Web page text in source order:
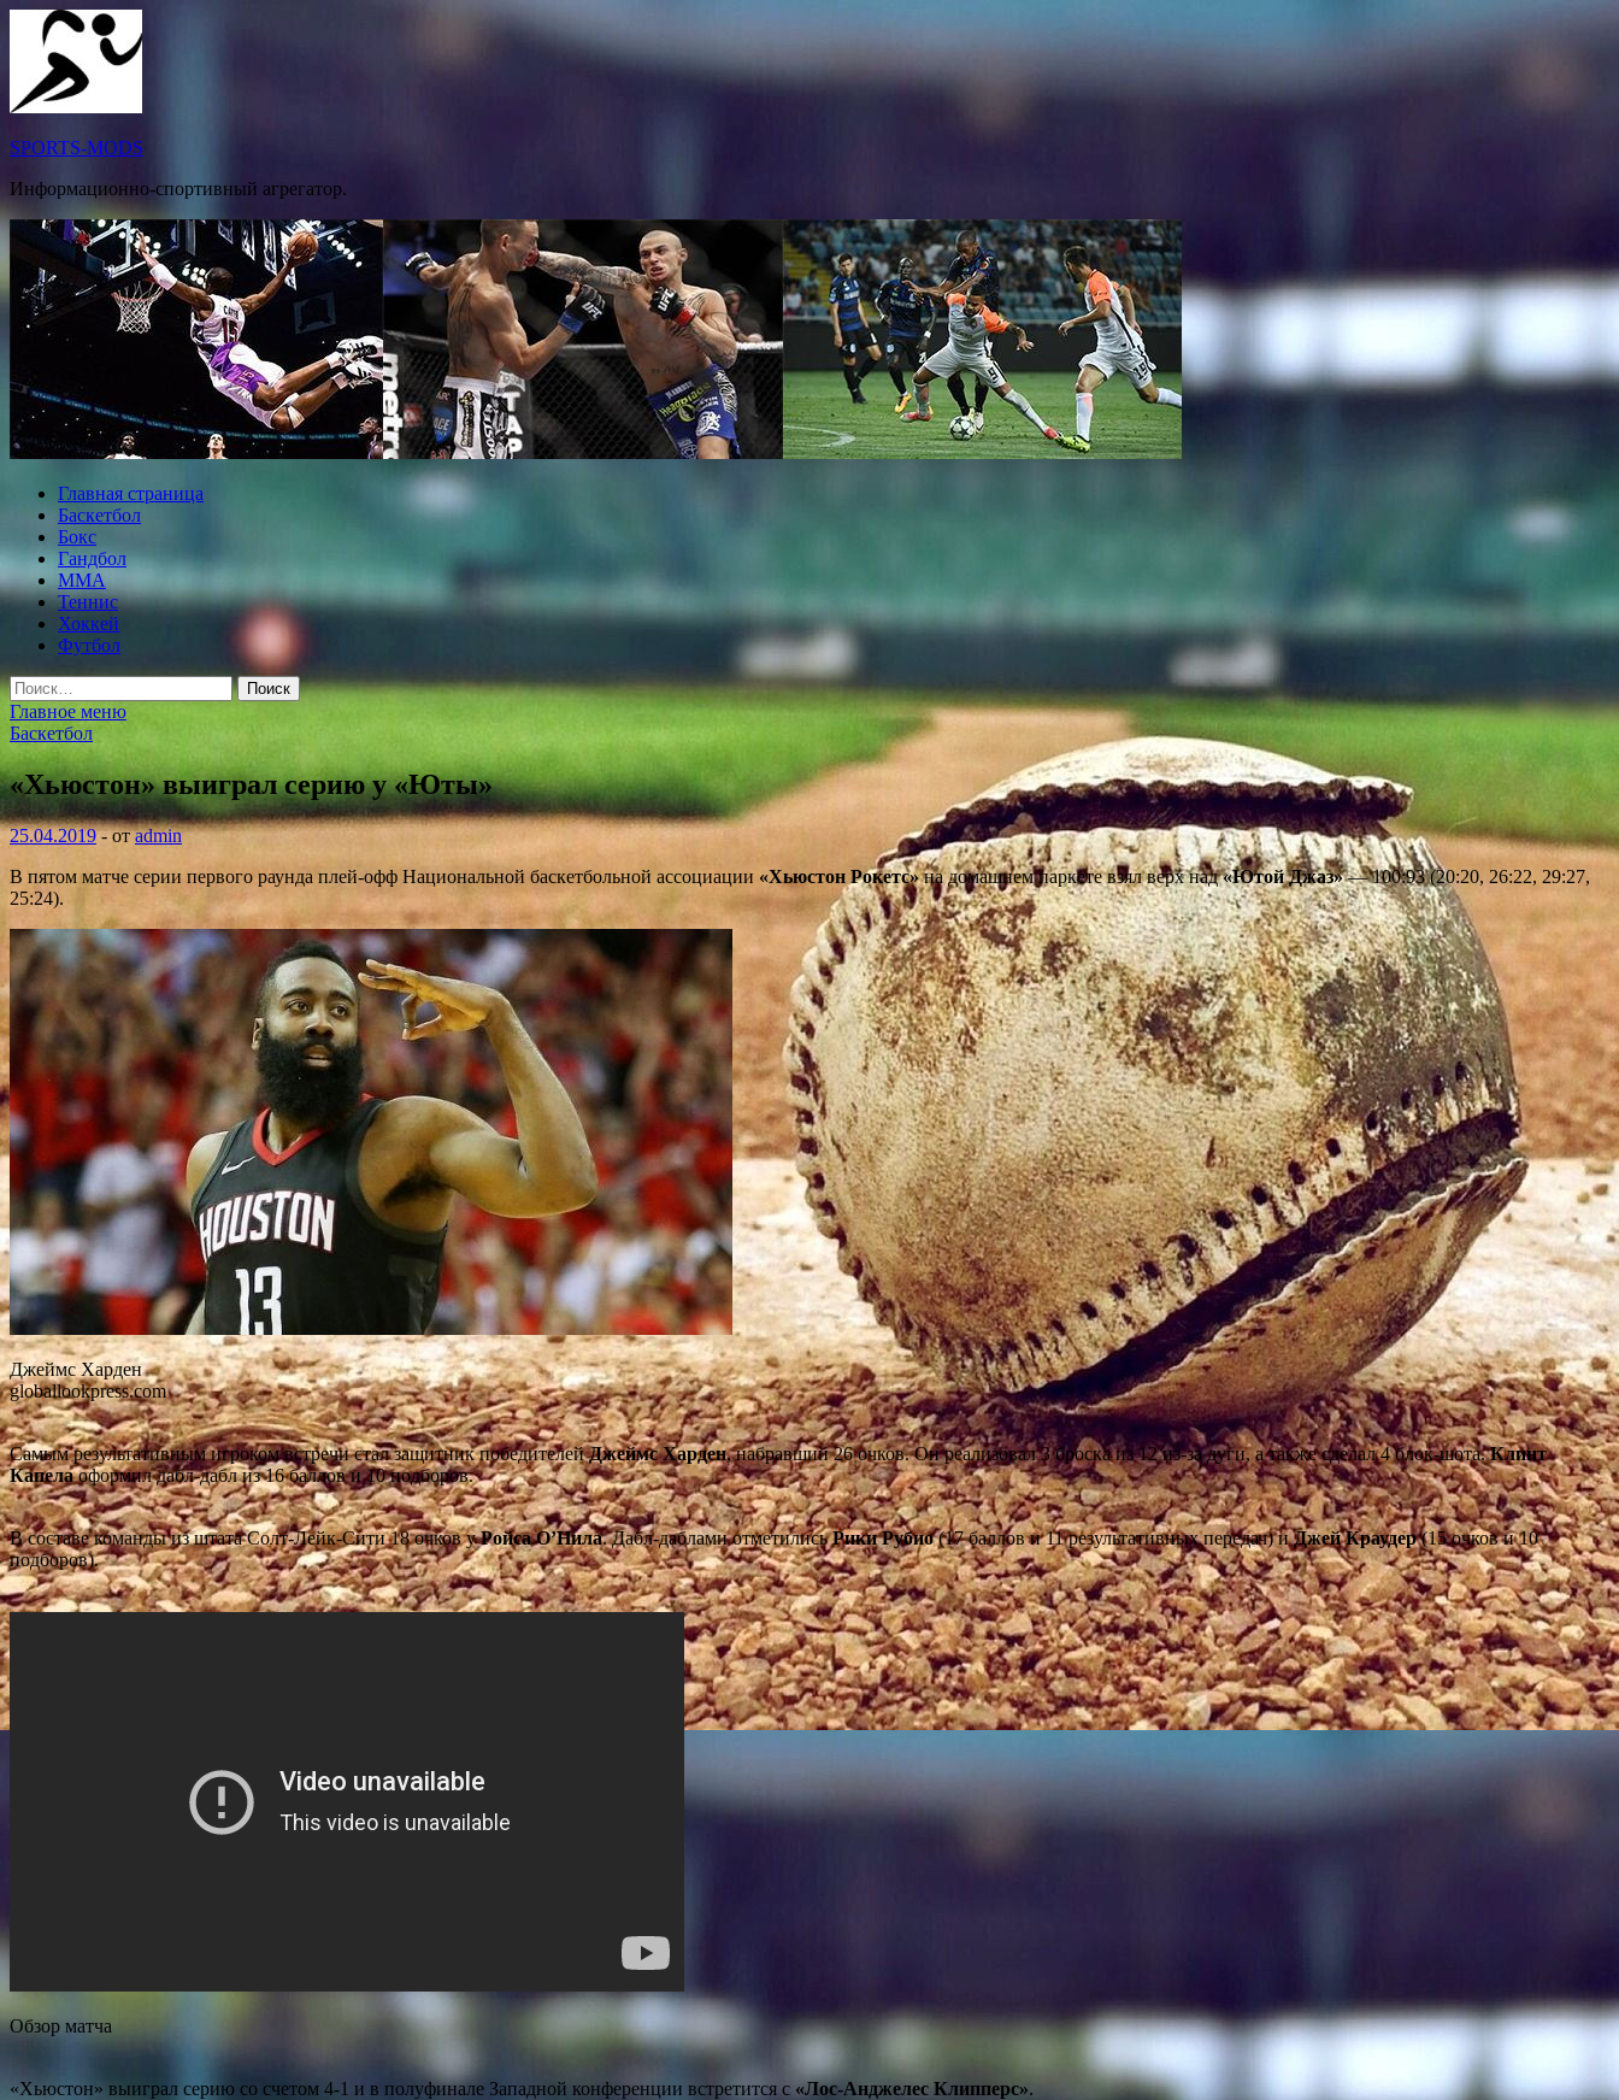
Перейти
содержимому
SPORTS-MODS
Информационно-спортивный агрегатор.
Главная страница
Баскетбол
Бокс
Гандбол
MMA
Теннис
Хоккей
Футбол
Найти:
Главное меню
Баскетбол
«Хьюстон» выиграл серию у «Юты»
25.04.2019-отadmin
В пятом матче серии первого раунда плей-офф Национальной баскетбольной ассоциации «Хьюстон Рокетс»на домашнем паркете взял верх над«Ютой Джаз»— 100:93 (20:20, 26:22, 29:27,
25:24).
Джеймс Харден
globallookpress.com
Самым результативным игроком встречи стал защитник победителейДжеймс Харден, набравший 26 очков. Он реализовал 3 броска из 12 из-за дуги, а также сделал 4 блок-шота.Клинт
Капелаоформил дабл-дабл из 16 баллов и 10 подборов.
В составе команды из штата Солт-Лейк-Сити 18 очков уРойса О’Нила. Дабл-даблами отметилисьРики Рубио(17 баллов и 11 результативных передач) иДжей Краудер(15 очков и 10
подборов).
Обзор матча
«Хьюстон» выиграл серию со счетом 4-1 и в полуфинале Западной конференции встретится с «Лос-Анджелес Клипперс».